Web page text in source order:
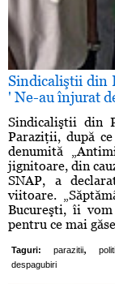
Sindicaliştii din
' Ne-au înjurat
Sindicaliştii din
Paraziţii, după
denumită
jignitoare, din
SNAP, a
viitoare.
Bucureşti, îi
pentru ce mai
Taguri: parazitii,
despagubiri